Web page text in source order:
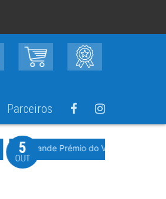
Parceiros
10º Grande Prémio do Vale Grande
5
OUT